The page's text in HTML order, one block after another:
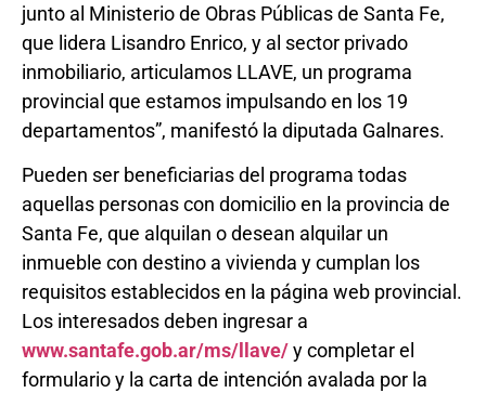
junto al Ministerio de Obras Públicas de Santa Fe,
que lidera Lisandro Enrico, y al sector privado
inmobiliario, articulamos LLAVE, un programa
provincial que estamos impulsando en los 19
departamentos”, manifestó la diputada Galnares.
Pueden ser beneficiarias del programa todas
aquellas personas con domicilio en la provincia de
Santa Fe, que alquilan o desean alquilar un
inmueble con destino a vivienda y cumplan los
requisitos establecidos en la página web provincial.
Los interesados deben ingresar a
www.santafe.gob.ar/ms/llave/y completar el
formulario y la carta de intención avalada por la